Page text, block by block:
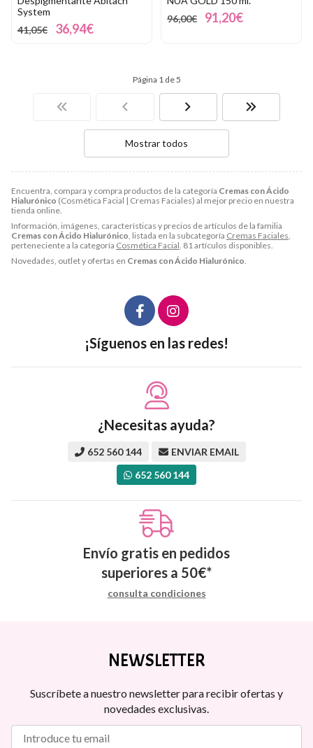
Encuentra, compara y compra productos de la categoría Cremas con Ácido
Hialurónico (Cosmética Facial | Cremas Faciales) al mejor precio en nuestra
tienda online.
Información, imágenes, características y precios de artículos de la familia
Cremas con Ácido Hialurónico, listada en la subcategoría Cremas Faciales,
perteneciente a la categoría Cosmética Facial. 81 artículos disponibles.
Novedades, outlet y ofertas en Cremas con Ácido Hialurónico.
System
41,05€
36,94€
96,00€
91,20€
Página 1 de 5
Mostrar todos
¡Síguenos en las redes!
¿Necesitas ayuda?
652 560 144
ENVIAR EMAIL
652 560 144
Envío gratis en pedidos
superiores a 50€*
consulta condiciones
NEWSLETTER
Suscríbete a nuestro newsletter para recibir ofertas y
novedades exclusivas.